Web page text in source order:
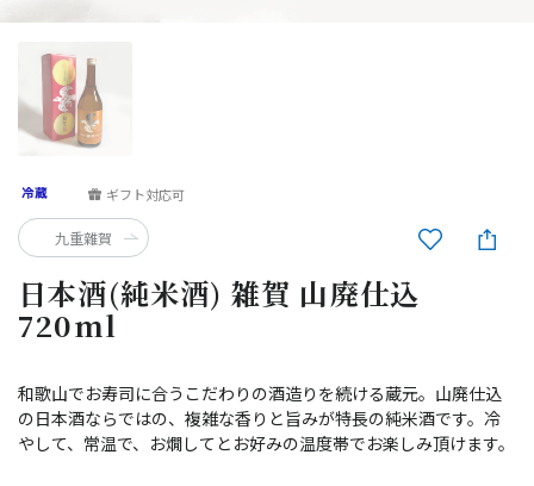
日本酒(純米酒) 雑賀 山廃仕込
720ml
ギフト対応可
和歌山でお寿司に合うこだわりの酒造りを続ける蔵元。山廃仕込
の日本酒ならではの、複雑な香りと旨みが特長の純米酒です。冷
やして、常温で、お燗してとお好みの温度帯でお楽しみ頂けます。
九重雜賀